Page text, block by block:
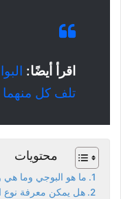
اقرأ أيضًا:
تلف كل منهما
محتويات
ما هو البوجي وما هي
هل يمكن معرفة نوع